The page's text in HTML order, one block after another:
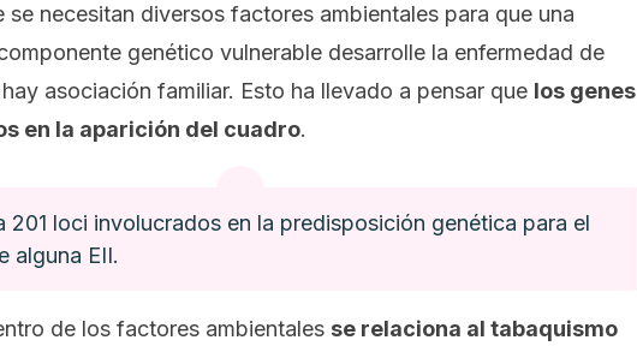
se necesitan diversos factores ambientales para que una
genético vulnerable desarrolle la enfermedad de
asociación familiar. Esto ha llevado a pensar que los genes
en la aparición del cuadro.
201 loci involucrados en la predisposición genética para el
alguna EII.
de los factores ambientales se relaciona al tabaquismo